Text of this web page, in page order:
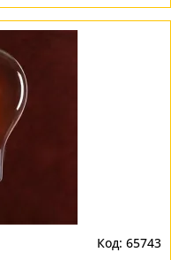
65743